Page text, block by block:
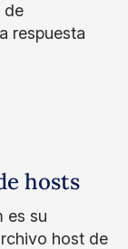
de
respuesta
hosts
es su
host de